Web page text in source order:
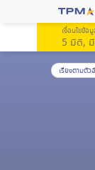
เงื่อนไขข้อ
5 มิติ,
เรียงตามตัว